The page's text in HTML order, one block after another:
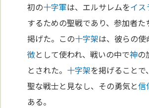
初の十字軍は、エルサレムをイス
するための聖戦であり、参加者た
掲げた。この十字架は、彼らの使
徴として使われ、戦いの中で神の
とされた。 十字架を掲げること
聖な戦士と見なし、その勇気と信
ある。